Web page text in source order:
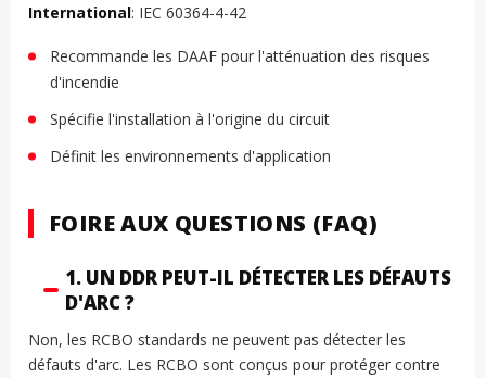
International: IEC 60364-4-42
Recommande les DAAF pour l'atténuation des risques
d'incendie
Spécifie l'installation à l'origine du circuit
Définit les environnements d'application
FOIRE AUX QUESTIONS (FAQ)
1. UN DDR PEUT-IL DÉTECTER LES DÉFAUTS
D'ARC ?
Non, les RCBO standards ne peuvent pas détecter les
défauts d'arc. Les RCBO sont conçus pour protéger contre